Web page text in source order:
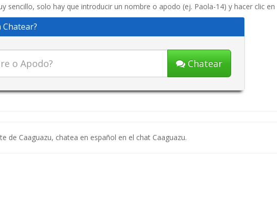
sencillo, solo hay que introducir un nombre o apodo (ej. Paola-14) y hacer clic en
Chatear
de Caaguazu, chatea en español en el chat Caaguazu.